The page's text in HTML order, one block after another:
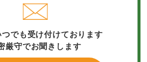
でも受け付けております
厳守でお聞きします